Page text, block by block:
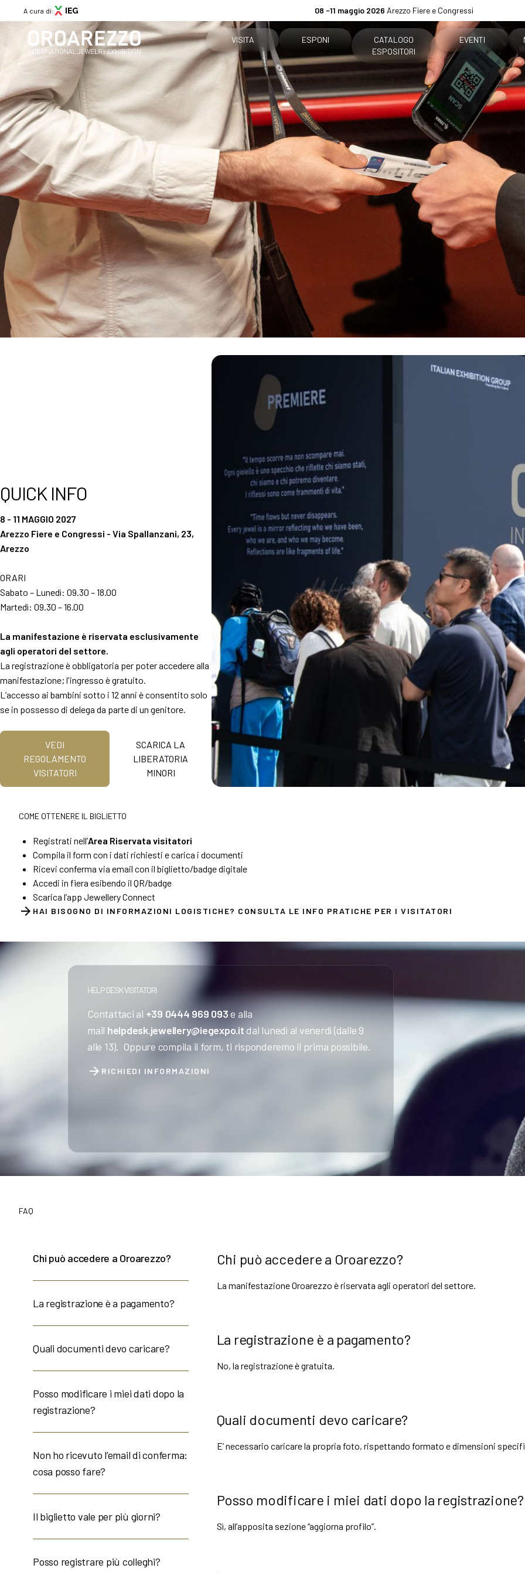
A cura di: 08 -11 maggio 2026 Arezzo Fiere e Congressi
VISITA
Perché visitare
Ottieni il tuo biglietto
Info pratiche per visitatori
Come arrivare
ESPONI
Info pratiche per espositori
Diventa un espositore
Area riservata espositori
CATALOGO
ESPOSITORI
EVENTI
Programma eventi
Concorso Premiere
The Global Outlook
Menù
Chi siamo
Aree espositive
Partner
News
Contatti
Media Gallery
Perché visitare
Ottieni il tuo biglietto
Info pratiche per visitatori
Come arrivare
ESPONI
CATALOGO ESPOSITORI
Espositori Oroarezzo
Comunicati e press kit
Servizi per i media
Download loghi e foto
OLTRE OROAREZZO
Vicenzaoro
T.Gold
Summit del Gioiello Italiano
VISITA
SCOPRI DI PIÙ
QUICK INFO
8 - 11 MAGGIO 2027
Arezzo Fiere e Congressi - Via Spallanzani, 23,
Arezzo
ORARI
Sabato – Lunedì: 09.30 – 18.00
Martedì: 09.30 – 16.00
La manifestazione è riservata esclusivamente
agli operatori del settore.
La registrazione è obbligatoria per poter accedere alla
manifestazione; l'ingresso è gratuito.
L’accesso ai bambini sotto i 12 anni è consentito solo
se in possesso di delega da parte di un genitore.
VEDI
REGOLAMENTO
VISITATORI
SCARICA LA
LIBERATORIA
MINORI
COME OTTENERE IL BIGLIETTO
Registrati nell’Area Riservata visitatori
Compila il form con i dati richiesti e carica i documenti
Ricevi conferma via email con il biglietto/badge digitale
Accedi in fiera esibendo il QR/badge
Scarica l’app Jewellery Connect
HAI BISOGNO DI INFORMAZIONI LOGISTICHE? CONSULTA LE INFO PRATICHE PER I VISITATORI
arrow_forward
HELP DESK VISITATORI
Contattaci al +39 0444 969 093e alla
mail helpdesk.jewellery@iegexpo.itdal lunedì al venerdì (dalle 9
alle 13). Oppure compila il form, ti risponderemo il prima possibile.
RICHIEDI INFORMAZIONI
arrow_forward
FAQ
Chi può accedere a Oroarezzo?
La registrazione è a pagamento?
Quali documenti devo caricare?
Posso modificare i miei dati dopo la
registrazione?
Non ho ricevuto l’email di conferma:
cosa posso fare?
Il biglietto vale per più giorni?
Posso registrare più colleghi?
Chi può accedere a Oroarezzo?
La manifestazione Oroarezzo è riservata agli operatori del settore.
La registrazione è a pagamento?
No, la registrazione è gratuita.
Quali documenti devo caricare?
E’ necessario caricare la propria foto, rispettando formato e dimensioni
Posso modificare i miei dati dopo la registrazione?
Sì, all’apposita sezione “aggiorna profilo”.